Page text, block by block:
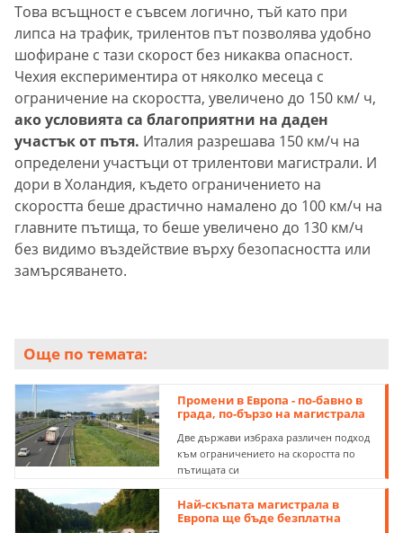
Това всъщност е съвсем логично, тъй като при
липса на трафик, трилентов път позволява удобно
шофиране с тази скорост без никаква опасност.
Чехия експериментира от няколко месеца с
ограничение на скоростта, увеличено до 150 км/ ч,
ако условията са благоприятни на даден
участък от пътя. Италия разрешава 150 км/ч на
определени участъци от трилентови магистрали. И
дори в Холандия, където ограничението на
скоростта беше драстично намалено до 100 км/ч на
главните пътища, то беше увеличено до 130 км/ч
без видимо въздействие върху безопасността или
замърсяването.
Още по темата:
Промени в Европа - по-бавно в
града, по-бързо на магистрала
Две държави избраха различен подход
към ограничението на скоростта по
пътищата си
Най-скъпата магистрала в
Европа ще бъде безплатна